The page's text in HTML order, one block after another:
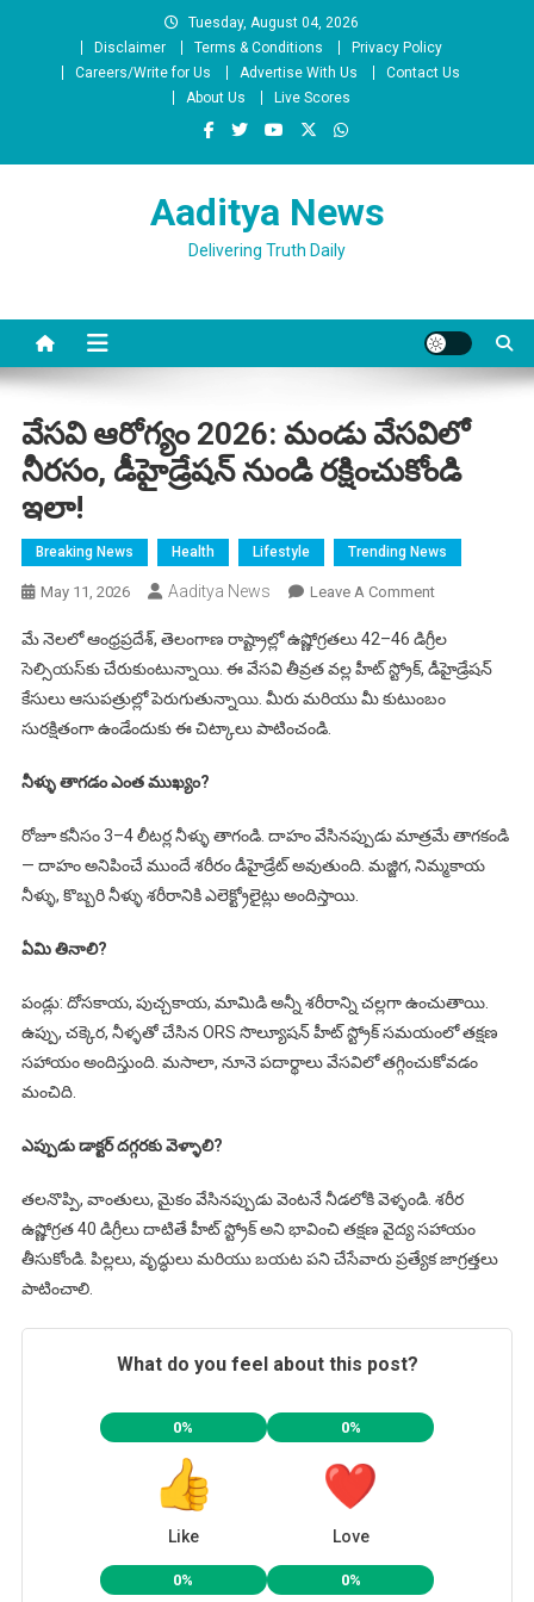
Tuesday, August 04, 2026
Disclaimer
Terms & Conditions
Privacy Policy
Careers/Write for Us
Advertise With Us
Contact Us
About Us
Live Scores
Aaditya News
Delivering Truth Daily
వేసవి ఆరోగ్యం 2026: మండు వేసవిలో
నీరసం, డీహైడ్రేషన్ నుండి రక్షించుకోండి
ఇలా!
Breaking News Health Lifestyle Trending News
May 11, 2026 Aaditya News Leave A CommentOn
ఆరోగ్యం
2026:
మండు
రక్షించుకోండి
ఇలా!
మే నెలలో ఆంధ్రప్రదేశ్, తెలంగాణ రాష్ట్రాల్లో ఉష్ణోగ్రతలు 42–46 డిగ్రీల
సెల్సియస్‌కు చేరుకుంటున్నాయి. ఈ వేసవి తీవ్రత వల్ల హీట్ స్ట్రోక్, డీహైడ్రేషన్
కేసులు ఆసుపత్రుల్లో పెరుగుతున్నాయి. మీరు మరియు మీ కుటుంబం
సురక్షితంగా ఉండేందుకు ఈ చిట్కాలు పాటించండి.
నీళ్ళు తాగడం ఎంత ముఖ్యం?
రోజూ కనీసం 3–4 లీటర్ల నీళ్ళు తాగండి. దాహం వేసినప్పుడు మాత్రమే తాగకండి
— దాహం అనిపించే ముందే శరీరం డీహైడ్రేట్ అవుతుంది. మజ్జిగ, నిమ్మకాయ
నీళ్ళు, కొబ్బరి నీళ్ళు శరీరానికి ఎలెక్ట్రోలైట్లు అందిస్తాయి.
ఏమి తినాలి?
పండ్లు: దోసకాయ, పుచ్చకాయ, మామిడి అన్నీ శరీరాన్ని చల్లగా ఉంచుతాయి.
ఉప్పు, చక్కెర, నీళ్ళతో చేసిన ORS సొల్యూషన్ హీట్ స్ట్రోక్ సమయంలో తక్షణ
సహాయం అందిస్తుంది. మసాలా, నూనె పదార్థాలు వేసవిలో తగ్గించుకోవడం
మంచిది.
ఎప్పుడు డాక్టర్ దగ్గరకు వెళ్ళాలి?
తలనొప్పి, వాంతులు, మైకం వేసినప్పుడు వెంటనే నీడలోకి వెళ్ళండి. శరీర
ఉష్ణోగ్రత 40 డిగ్రీలు దాటితే హీట్ స్ట్రోక్ అని భావించి తక్షణ వైద్య సహాయం
తీసుకోండి. పిల్లలు, వృద్ధులు మరియు బయట పని చేసేవారు ప్రత్యేక జాగ్రత్తలు
పాటించాలి.
What do you feel about this post?
0%
Like
0%
Love
0% 0%